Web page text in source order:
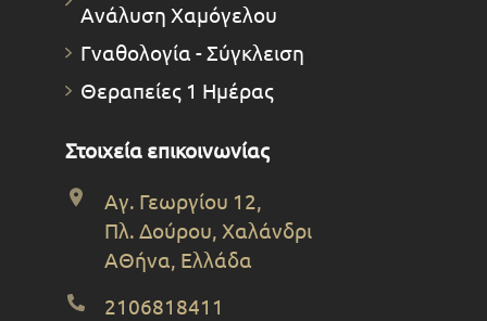
Ανάλυση Χαμόγελου
Γναθολογία - Σύγκλειση
Θεραπείες 1 Ημέρας
Στοιχεία επικοινωνίας
Αγ. Γεωργίου 12,
Πλ. Δούρου, Χαλάνδρι
ΑΘήνα, Ελλάδα
2106818411